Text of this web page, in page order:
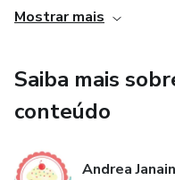
Segunda etapa: A
Pontos dos brigadeiros:
Técnicas: como
Mostrar mais
Saiba mais
conteúdo
Andrea